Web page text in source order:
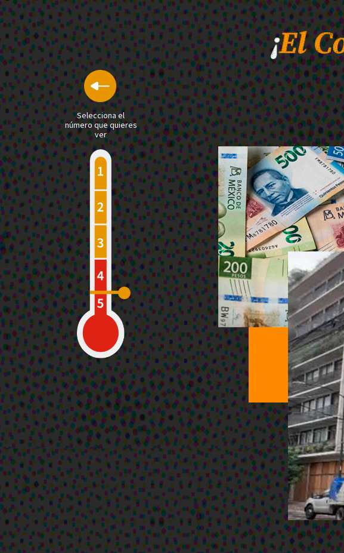
Selecciona el
número que quieres
ver